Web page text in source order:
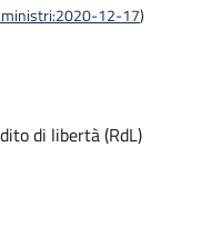
12-17)
di libertà (RdL)